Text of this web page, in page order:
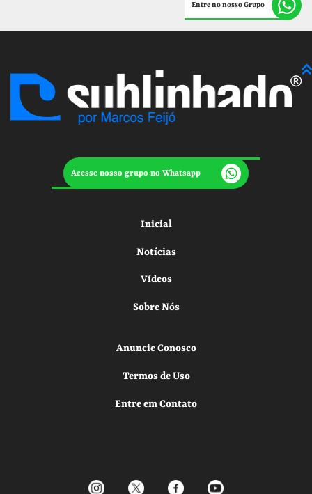
Entre no nosso Grupo
Acesse nosso grupo no Whatsapp
Inicial
Notícias
Vídeos
Sobre Nós
Anuncie Conosco
Termos de Uso
Entre em Contato